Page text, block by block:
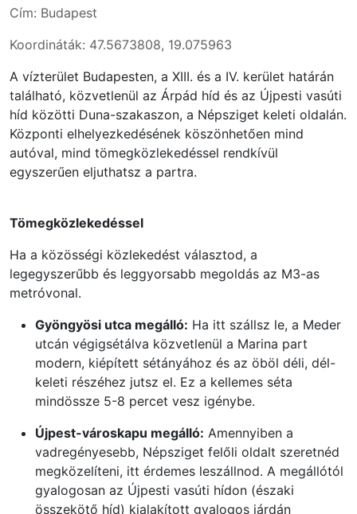
Cím: Budapest
Koordináták: 47.5673808, 19.075963
A vízterület Budapesten, a XIII. és a IV. kerület határán
található, közvetlenül az Árpád híd és az Újpesti vasúti
híd közötti Duna-szakaszon, a Népsziget keleti oldalán.
Központi elhelyezkedésének köszönhetően mind
autóval, mind tömegközlekedéssel rendkívül
egyszerűen eljuthatsz a partra.
Tömegközlekedéssel
Ha a közösségi közlekedést választod, a
legegyszerűbb és leggyorsabb megoldás az M3-as
metróvonal.
Gyöngyösi utca megálló: Ha itt szállsz le, a Meder
utcán végigsétálva közvetlenül a Marina part
modern, kiépített sétányához és az öböl déli, dél-
keleti részéhez jutsz el. Ez a kellemes séta
mindössze 5-8 percet vesz igénybe.
Újpest-városkapu megálló: Amennyiben a
vadregényesebb, Népsziget felőli oldalt szeretnéd
megközelíteni, itt érdemes leszállnod. A megállótól
gyalogosan az Újpesti vasúti hídon (északi
összekötő híd) kialakított gyalogos járdán